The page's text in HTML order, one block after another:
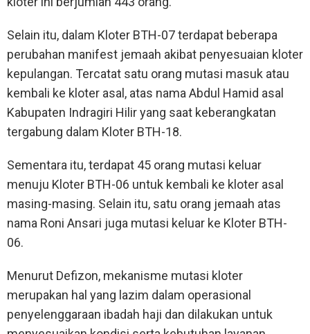
Selain itu, dalam Kloter BTH-07 terdapat beberapa
perubahan manifest jemaah akibat penyesuaian kloter
kepulangan. Tercatat satu orang mutasi masuk atau
kembali ke kloter asal, atas nama Abdul Hamid asal
Kabupaten Indragiri Hilir yang saat keberangkatan
tergabung dalam Kloter BTH-18.
Sementara itu, terdapat 45 orang mutasi keluar
menuju Kloter BTH-06 untuk kembali ke kloter asal
masing-masing. Selain itu, satu orang jemaah atas
nama Roni Ansari juga mutasi keluar ke Kloter BTH-
06.
Menurut Defizon, mekanisme mutasi kloter
merupakan hal yang lazim dalam operasional
penyelenggaraan ibadah haji dan dilakukan untuk